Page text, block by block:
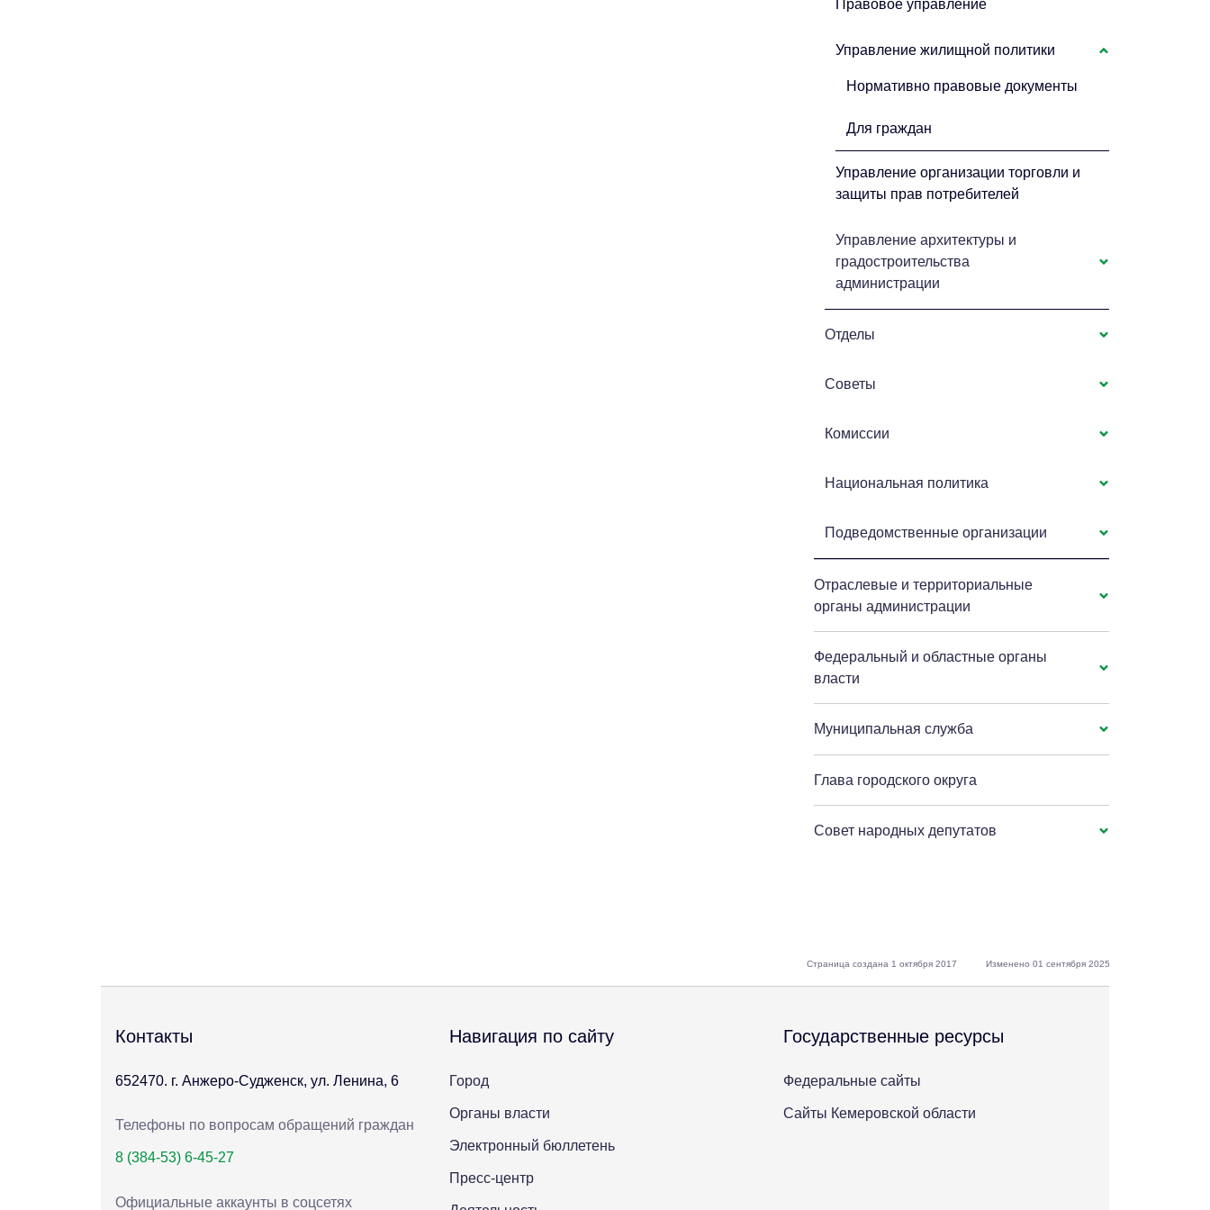
Правовое управление
Управление жилищной политики
Нормативно правовые документы
Для граждан
Управление организации торговли и
защиты прав потребителей
Управление архитектуры и
градостроительства
администрации
Отделы
Советы
Комиссии
Национальная политика
Подведомственные организации
Отраслевые и территориальные
органы администрации
Федеральный и областные органы
власти
Муниципальная служба
Глава городского округа
Совет народных депутатов
Страница создана 1 октября 2017 Изменено 01 сентября 2025
Контакты
652470. г. Анжеро-Судженск, ул. Ленина, 6
Телефоны по вопросам обращений граждан
8 (384-53) 6-45-27
Официальные аккаунты в соцсетях
Навигация по сайту
Город
Органы власти
Электронный бюллетень
Пресс-центр
Государственные ресурсы
Федеральные сайты
Сайты Кемеровской области